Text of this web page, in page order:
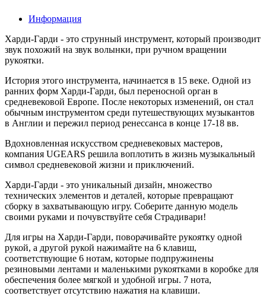
Информация
Харди-Гарди - это струнный инструмент, который производит
звук похожий на звук волынки, при ручном вращении
рукоятки.
История этого инструмента, начинается в 15 веке. Одной из
ранних форм Харди-Гарди, был переносной орган в
средневековой Европе. После некоторых изменений, он стал
обычным инструментом среди путешествующих музыкантов
в Англии и пережил период ренессанса в конце 17-18 вв.
Вдохновленная искусством средневековых мастеров,
компания UGEARS решила воплотить в жизнь музыкальный
символ средневековой жизни и приключений.
Харди-Гарди - это уникальный дизайн, множество
технических элементов и деталей, которые превращают
сборку в захватывающую игру. Соберите данную модель
своими руками и почувствуйте себя Страдивари!
Для игры на Харди-Гарди, поворачивайте рукоятку одной
рукой, а другой рукой нажимайте на 6 клавиш,
соответствующие 6 нотам, которые подпружинены
резиновыми лентами и маленькими рукоятками в коробке для
обеспечения более мягкой и удобной игры. 7 нота,
соответствует отсутствию нажатия на клавиши.